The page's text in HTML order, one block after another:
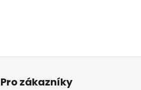
Pro zákazníky